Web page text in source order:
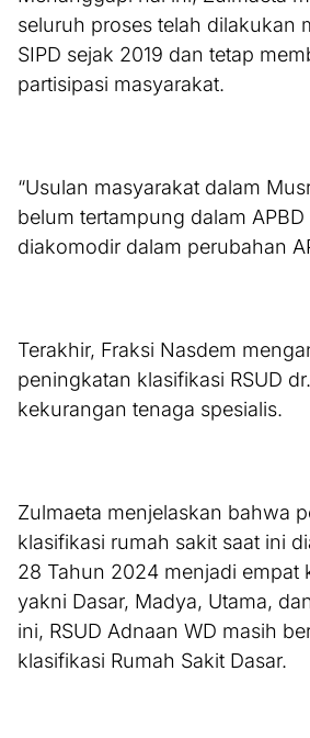
seluruh proses telah dilakukan
SIPD sejak 2019 dan tetap
partisipasi masyarakat.
“Usulan masyarakat dalam
belum tertampung dalam
diakomodir dalam perubahan
Terakhir, Fraksi Nasdem
peningkatan klasifikasi RSUD
kekurangan tenaga spesialis.
Zulmaeta menjelaskan bahwa
klasifikasi rumah sakit saat ini
28 Tahun 2024 menjadi empat
yakni Dasar, Madya, Utama,
ini, RSUD Adnaan WD masih
klasifikasi Rumah Sakit Dasar.